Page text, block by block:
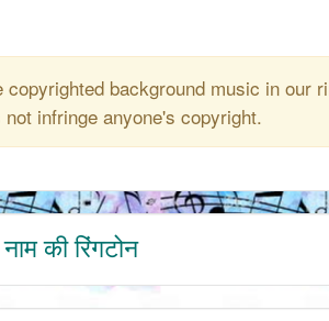
copyrighted background music in our
infringe anyone's copyright.
की रिंगटोन